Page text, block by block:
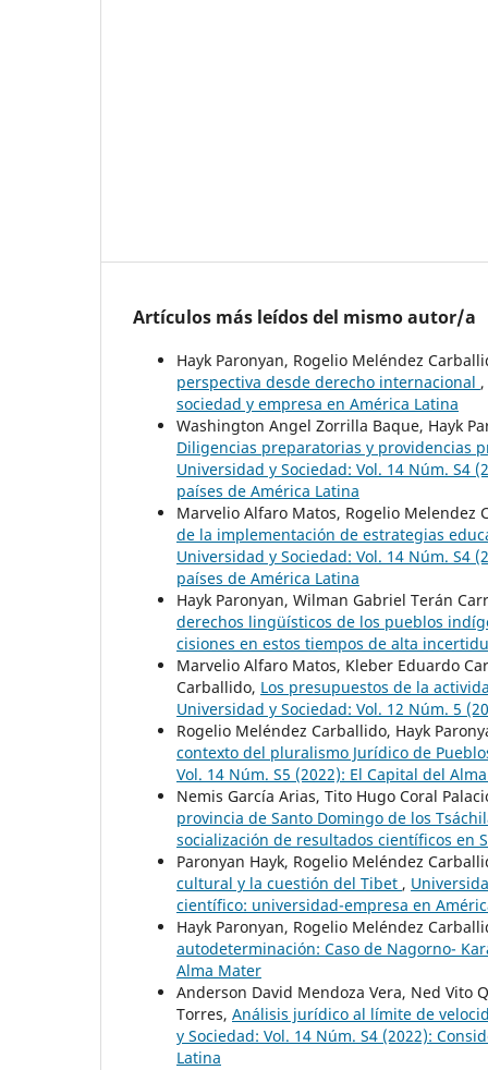
Artículos más leídos del mismo autor/a
Hayk Paronyan, Rogelio Meléndez
perspectiva desde derecho internacional ,
sociedad y empresa en América Latina
Washington Angel Zorrilla Baque, Hayk
Diligencias preparatorias y providencias
Universidad y Sociedad: Vol. 14 Núm. S4
países de América Latina
Marvelio Alfaro Matos, Rogelio Melendez
de la implementación de estrategias
Universidad y Sociedad: Vol. 14 Núm. S4
países de América Latina
Hayk Paronyan, Wilman Gabriel Terán
derechos lingüísticos de los pueblos
cisiones en estos tiempos de alta
Marvelio Alfaro Matos, Kleber Eduardo
Carballido, Los presupuestos de la
Universidad y Sociedad: Vol. 12 Núm. 5
Rogelio Meléndez Carballido, Hayk
contexto del pluralismo Jurídico de
Vol. 14 Núm. S5 (2022): El Capital del
Nemis García Arias, Tito Hugo Coral
provincia de Santo Domingo de los
socialización de resultados científicos en
Paronyan Hayk, Rogelio Meléndez
cultural y la cuestión del Tibet ,
científico: universidad-empresa en
Hayk Paronyan, Rogelio Meléndez
autodeterminación: Caso de Nagorno-
Alma Mater
Anderson David Mendoza Vera, Ned Vito
Torres, Análisis jurídico al límite de
y Sociedad: Vol. 14 Núm. S4 (2022):
Latina